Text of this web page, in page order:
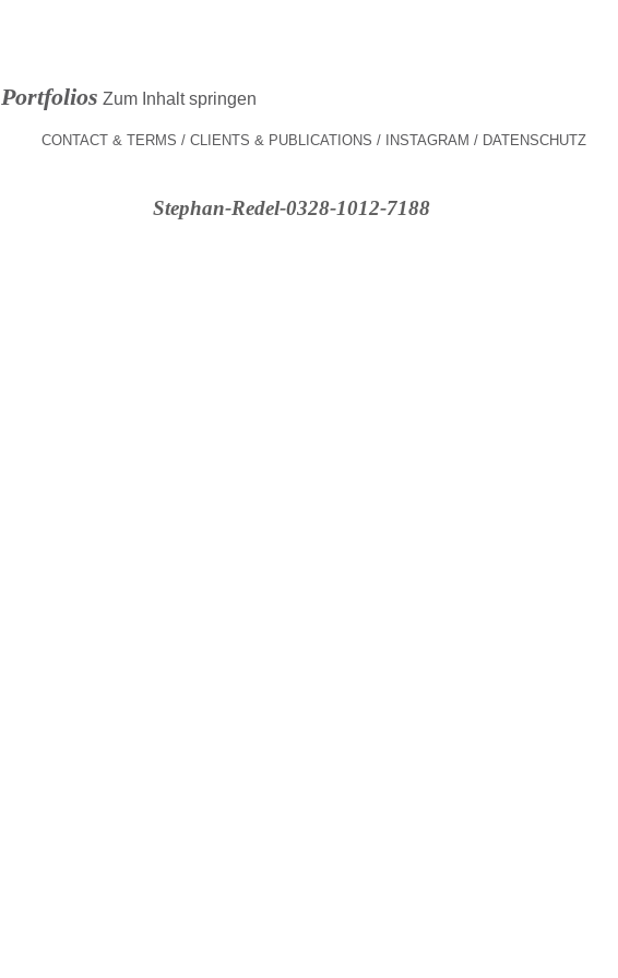
Portfolios Zum Inhalt springen
CONTACT & TERMS CLIENTS & PUBLICATIONS INSTAGRAM DATENSCHUTZ
Stephan-Redel-0328-1012-7188